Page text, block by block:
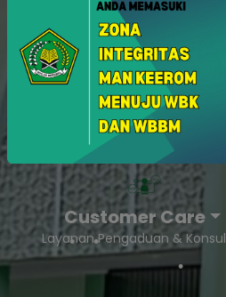
Survey Kepuasan
Customer Care
Layanan Pengaduan &